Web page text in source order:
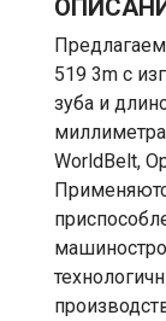
519 3m с
зуба и
WorldBelt,